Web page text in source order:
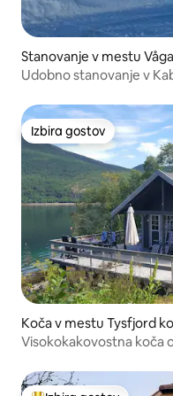
Stanovanje v mestu
Udobno stanovanje v
Izbira gostov
Izbira gostov
Koča v mestu Tysfjord
Visokokakovostna koča